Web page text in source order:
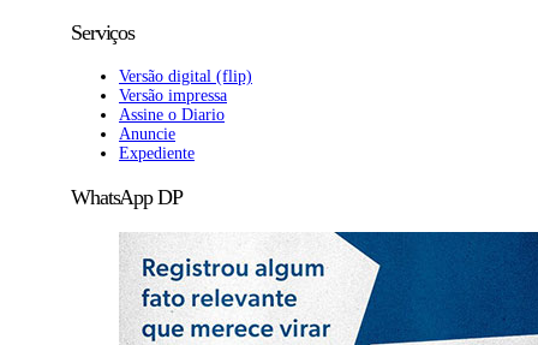
Serviços
Versão digital (flip)
Versão impressa
Assine o Diario
Anuncie
Expediente
WhatsApp DP